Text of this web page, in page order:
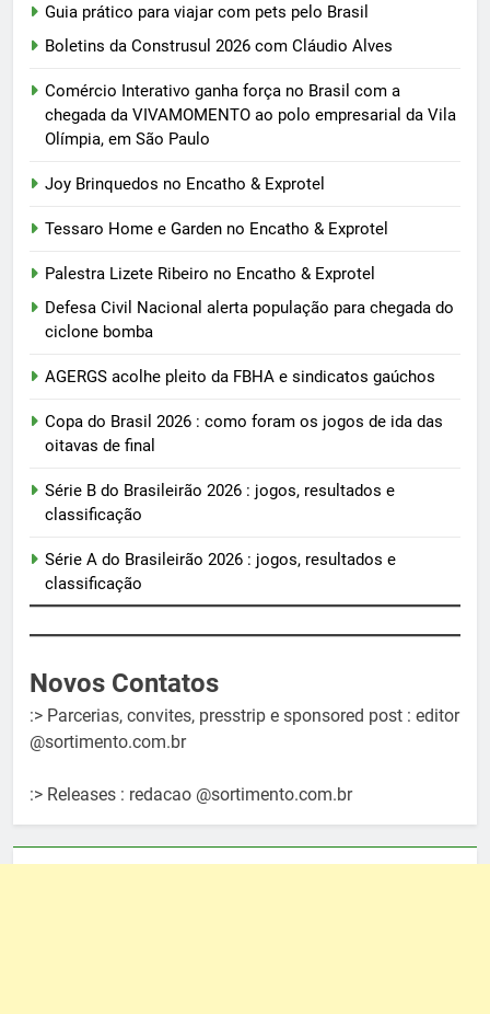
Guia prático para viajar com pets pelo Brasil
Boletins da Construsul 2026 com Cláudio Alves
Comércio Interativo ganha força no Brasil com a
chegada da VIVAMOMENTO ao polo empresarial da Vila
Olímpia, em São Paulo
Joy Brinquedos no Encatho & Exprotel
Tessaro Home e Garden no Encatho & Exprotel
Palestra Lizete Ribeiro no Encatho & Exprotel
Defesa Civil Nacional alerta população para chegada do
ciclone bomba
AGERGS acolhe pleito da FBHA e sindicatos gaúchos
Copa do Brasil 2026 : como foram os jogos de ida das
oitavas de final
Série B do Brasileirão 2026 : jogos, resultados e
classificação
Série A do Brasileirão 2026 : jogos, resultados e
classificação
Novos Contatos
:> Parcerias, convites, presstrip e sponsored post : editor
@sortimento.com.br
:> Releases : redacao @sortimento.com.br